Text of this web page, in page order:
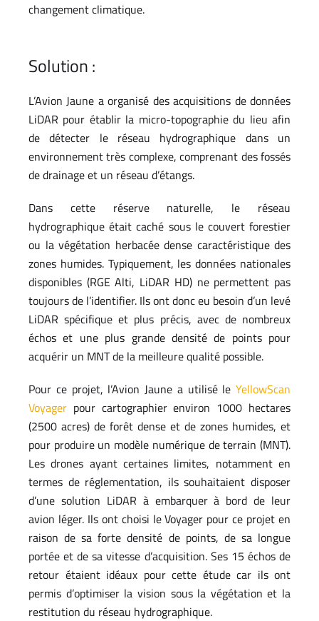
changement climatique.
Solution :
L’Avion Jaune a organisé des acquisitions de données
LiDAR pour établir la micro-topographie du lieu afin
de détecter le réseau hydrographique dans un
environnement très complexe, comprenant des fossés
de drainage et un réseau d’étangs.
Dans cette réserve naturelle, le réseau
hydrographique était caché sous le couvert forestier
ou la végétation herbacée dense caractéristique des
zones humides. Typiquement, les données nationales
disponibles (RGE Alti, LiDAR HD) ne permettent pas
toujours de l’identifier. Ils ont donc eu besoin d’un levé
LiDAR spécifique et plus précis, avec de nombreux
échos et une plus grande densité de points pour
acquérir un MNT de la meilleure qualité possible.
Pour ce projet, l’Avion Jaune a utilisé le YellowScan
Voyager pour cartographier environ 1000 hectares
(2500 acres) de forêt dense et de zones humides, et
pour produire un modèle numérique de terrain (MNT).
Les drones ayant certaines limites, notamment en
termes de réglementation, ils souhaitaient disposer
d’une solution LiDAR à embarquer à bord de leur
avion léger. Ils ont choisi le Voyager pour ce projet en
raison de sa forte densité de points, de sa longue
portée et de sa vitesse d’acquisition. Ses 15 échos de
retour étaient idéaux pour cette étude car ils ont
permis d’optimiser la vision sous la végétation et la
restitution du réseau hydrographique.